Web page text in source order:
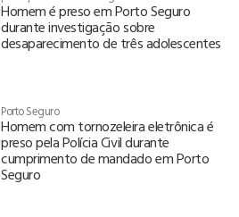
Homem é preso em Porto Seguro
durante investigação sobre
desaparecimento de três adolescentes
Porto Seguro
Homem com tornozeleira eletrônica é
preso pela Polícia Civil durante
cumprimento de mandado em Porto
Seguro